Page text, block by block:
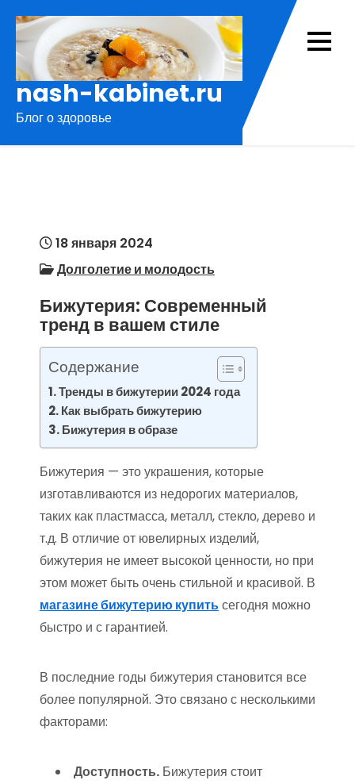
содержимому
nash-kabinet.ru
Блог о здоровье
18 января 2024
Долголетие и молодость
Бижутерия: Современный
тренд в вашем стиле
Содержание
Тренды в бижутерии 2024 года
Как выбрать бижутерию
Бижутерия в образе
Бижутерия — это украшения, которые
изготавливаются из недорогих материалов,
таких как пластмасса, металл, стекло, дерево и
т.д. В отличие от ювелирных изделий,
бижутерия не имеет высокой ценности, но при
этом может быть очень стильной и красивой. В
магазине бижутерию купитьсегодня можно
быстро и с гарантией.
В последние годы бижутерия становится все
более популярной. Это связано с несколькими
факторами:
Доступность. Бижутерия стоит